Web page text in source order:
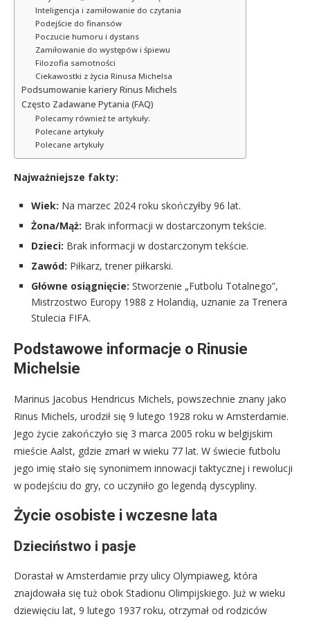
Inteligencja i zamiłowanie do czytania
Podejście do finansów
Poczucie humoru i dystans
Zamiłowanie do występów i śpiewu
Filozofia samotności
Ciekawostki z życia Rinusa Michelsa
Podsumowanie kariery Rinus Michels
Często Zadawane Pytania (FAQ)
Polecamy również te artykuły:
Polecane artykuły
Polecane artykuły
Najważniejsze fakty:
Wiek: Na marzec 2024 roku skończyłby 96 lat.
Żona/Mąż: Brak informacji w dostarczonym tekście.
Dzieci: Brak informacji w dostarczonym tekście.
Zawód: Piłkarz, trener piłkarski.
Główne osiągnięcie: Stworzenie „Futbolu Totalnego”,
Mistrzostwo Europy 1988 z Holandią, uznanie za Trenera
Stulecia FIFA.
Podstawowe informacje o Rinusie
Michelsie
Marinus Jacobus Hendricus Michels, powszechnie znany jako
Rinus Michels, urodził się 9 lutego 1928 roku w Amsterdamie.
Jego życie zakończyło się 3 marca 2005 roku w belgijskim
mieście Aalst, gdzie zmarł w wieku 77 lat. W świecie futbolu
jego imię stało się synonimem innowacji taktycznej i rewolucji
w podejściu do gry, co uczyniło go legendą dyscypliny.
Życie osobiste i wczesne lata
Dzieciństwo i pasje
Dorastał w Amsterdamie przy ulicy Olympiaweg, która
znajdowała się tuż obok Stadionu Olimpijskiego. Już w wieku
dziewięciu lat, 9 lutego 1937 roku, otrzymał od rodziców